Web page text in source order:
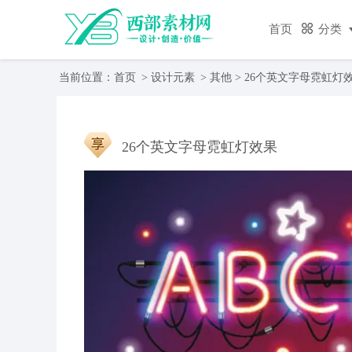
首页 分类
当前位置： 首页 > 设计元素 > 其他 > 26个英文字母霓虹灯
26个英文字母霓虹灯效果